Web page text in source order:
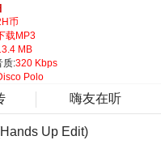
币
载MP3
MB
质:320 Kbps
Polo
嗨友在听
Up Edit)